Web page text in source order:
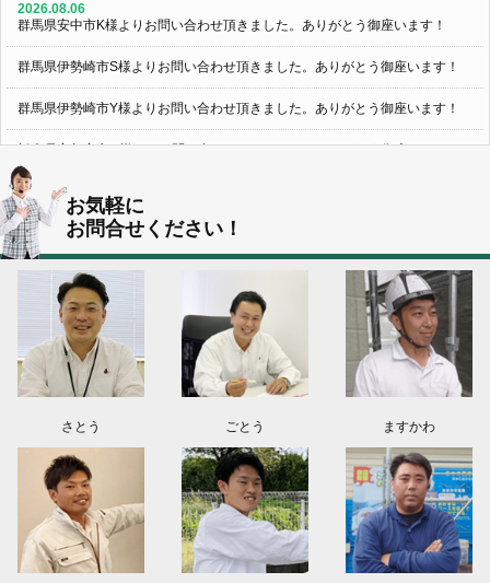
2026.08.06
群馬県安中市K様よりお問い合わせ頂きました。ありがとう御座います！
群馬県伊勢崎市S様よりお問い合わせ頂きました。ありがとう御座います！
群馬県伊勢崎市Y様よりお問い合わせ頂きました。ありがとう御座います！
栃木県宇都宮市U様よりお問い合わせ頂きました。ありがとう御座います！
2026.08.05
群馬県伊勢崎市N様よりお問い合わせ頂きました。ありがとう御座います！
群馬県高崎市O様よりお問い合わせ頂きました。ありがとう御座います！
埼玉県上尾市K様よりお問い合わせ頂きました。ありがとう御座います！
東京都日野市K様よりお問い合わせ頂きました。ありがとう御座います！
群馬県伊勢崎市M様よりお問い合わせ頂きました。ありがとう御座います！
お気軽に
お問合せください！
さとう ごとう ますかわ